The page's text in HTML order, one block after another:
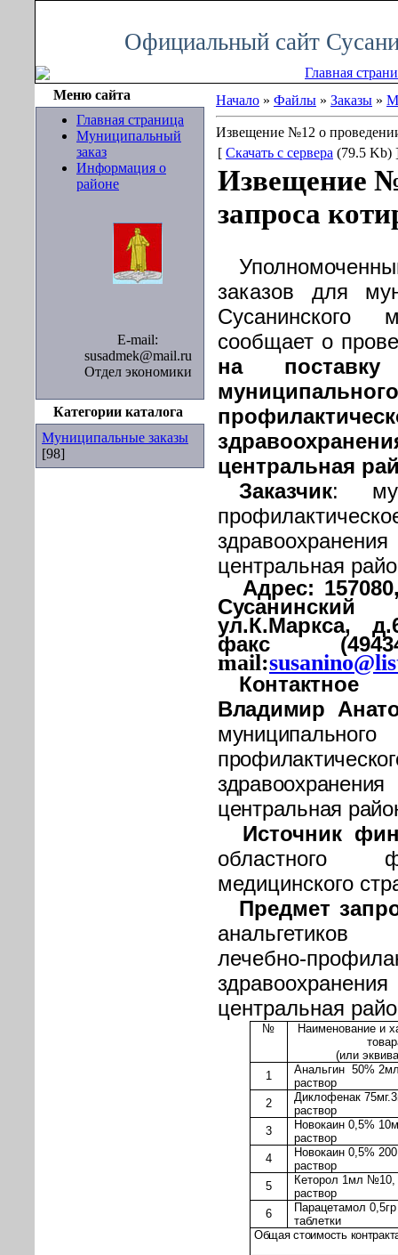
Официальный сайт
Главная
Меню сайта
Главная страница
Муниципальный
заказ
Информация о
районе
E-mail:
susadmek@mail.ru
Отдел экономики
Категории каталога
Муниципальные заказы
[98]
Начало » Файлы » Заказы »
Извещение №12 о
[ Скачать с сервера (79.5 Kb)
Извещение
запроса
заказов для
Сусанинского
сообщает о
на поставку
центральная
Заказчик:
центральная
Адрес:
Сусанинский
ул.К.Маркса,
факс
mail:susanino@
Владимир
центральная
Источник
областного
медицинского
Предмет
лечебно-
центральная
№
Наименование и
(или
1
Анальгин 50%
раствор
2
Диклофенак
раствор
3
Новокаин 0,5%
раствор
4
Новокаин 0,5%
раствор
5
Кеторол 1мл №10,
раствор
6
Парацетамол
таблетки
Общая стоимость